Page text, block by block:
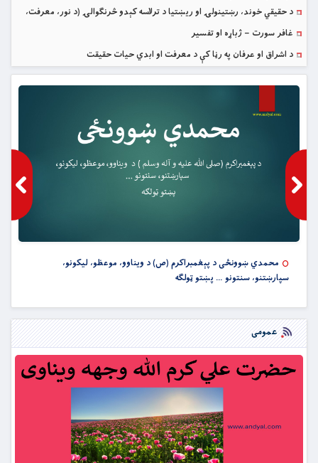
د حقیقي خوند، رښتینولۍ او ریښتیا د ترلاسه کېدو څرنګوالۍ (د نور، معرفت،
عقل، عشق او حقیقي خوند عرفاني څېړنه)
غافر سورت – ژباړه او تفسیر
د اشراق او عرفان په رڼا کې د معرفت او ابدي حیات حقیقت
محمدي ښوونځى د پېغمبراکرم (ص) د ويناوو، موعظو، ليکونو،
سپارښتنو، سنتونو … پښتو ټولګه
عمومی